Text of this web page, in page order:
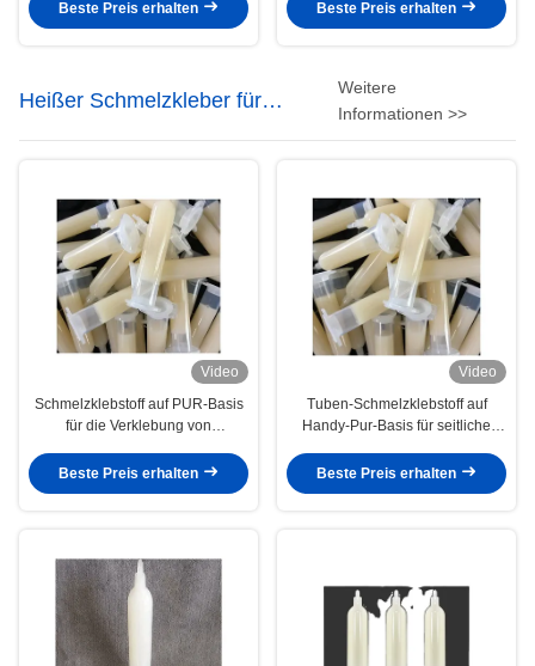
Beste Preis erhalten
Beste Preis erhalten
Heißer Schmelzkleber für
Elektronik
Weitere
Informationen >>
Video
Schmelzklebstoff auf PUR-Basis
für die Verklebung von
Beste Preis erhalten
Video
Tuben-Schmelzklebstoff auf
Handy-Pur-Basis für seitliche
Beste Preis erhalten